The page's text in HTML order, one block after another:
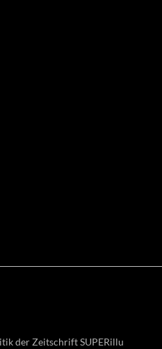
der Zeitschrift SUPERillu